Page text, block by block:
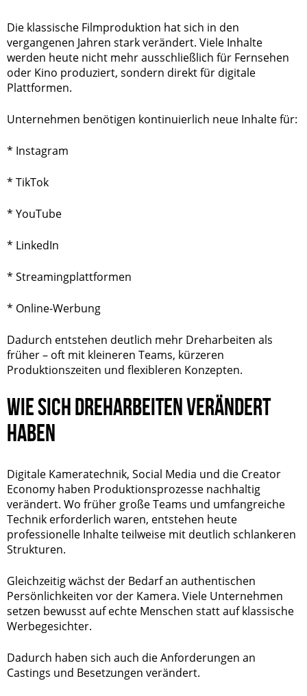
Die klassische Filmproduktion hat sich in den
vergangenen Jahren stark verändert. Viele Inhalte
werden heute nicht mehr ausschließlich für Fernsehen
oder Kino produziert, sondern direkt für digitale
Plattformen.
Unternehmen benötigen kontinuierlich neue Inhalte für:
* Instagram
* TikTok
* YouTube
* LinkedIn
* Streamingplattformen
* Online-Werbung
Dadurch entstehen deutlich mehr Dreharbeiten als
früher – oft mit kleineren Teams, kürzeren
Produktionszeiten und flexibleren Konzepten.
WIE SICH DREHARBEITEN VERÄNDERT
HABEN
Digitale Kameratechnik, Social Media und die Creator
Economy haben Produktionsprozesse nachhaltig
verändert. Wo früher große Teams und umfangreiche
Technik erforderlich waren, entstehen heute
professionelle Inhalte teilweise mit deutlich schlankeren
Strukturen.
Gleichzeitig wächst der Bedarf an authentischen
Persönlichkeiten vor der Kamera. Viele Unternehmen
setzen bewusst auf echte Menschen statt auf klassische
Werbegesichter.
Dadurch haben sich auch die Anforderungen an
Castings und Besetzungen verändert.